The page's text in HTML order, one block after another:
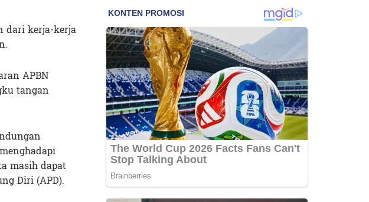
dari kerja-kerja
APBN
tangan
masih dapat
Diri (APD).